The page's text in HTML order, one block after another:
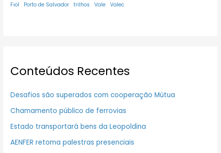
Fiol Porto de Salvador trilhos Vale Valec
Conteúdos Recentes
Desafios são superados com cooperação Mútua
Chamamento público de ferrovias
Estado transportará bens da Leopoldina
AENFER retoma palestras presenciais